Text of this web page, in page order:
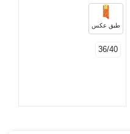
طبق عکس
36/40